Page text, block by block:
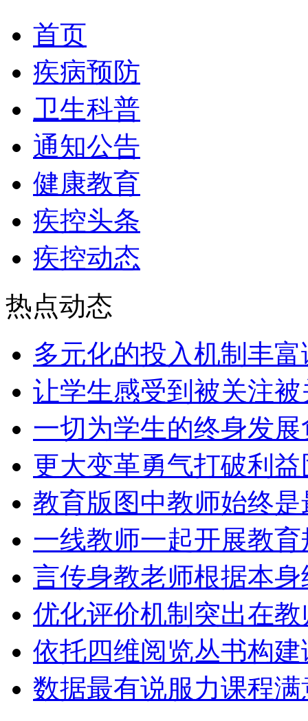
首页
疾病预防
卫生科普
通知公告
健康教育
疾控头条
疾控动态
热点动态
多元化的投入机制丰富
让学生感受到被关注被
一切为学生的终身发展
更大变革勇气打破利益
教育版图中教师始终是
一线教师一起开展教育
言传身教老师根据本身
优化评价机制突出在教
依托四维阅览丛书构建
数据最有说服力课程满